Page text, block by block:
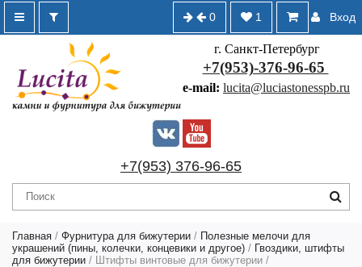
Вход
1
0
г. Санкт-Петербург
+7(953)-376-96-65
e-mail: lucita@luciastonesspb.ru
+7(953) 376-96-65
Главная / Фурнитура для бижутерии / Полезные мелочи для
украшений (пины, колечки, концевики и другое) / Гвоздики, штифты
для бижутерии / Штифты винтовые для бижутерии /